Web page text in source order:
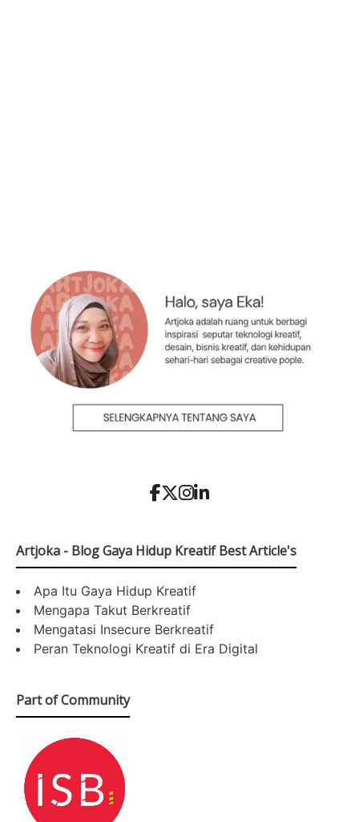
Artjoka - Blog Gaya Hidup Kreatif Best Article's
Apa Itu Gaya Hidup Kreatif
Mengapa Takut Berkreatif
Mengatasi Insecure Berkreatif
Peran Teknologi Kreatif di Era Digital
Part of Community